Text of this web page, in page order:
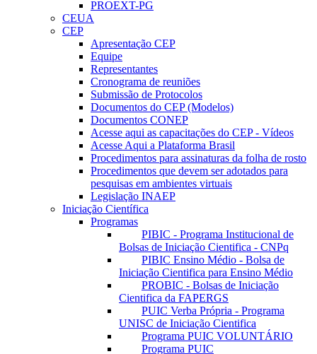
PROEXT-PG
CEUA
CEP
Apresentação CEP
Equipe
Representantes
Cronograma de reuniões
Submissão de Protocolos
Documentos do CEP (Modelos)
Documentos CONEP
Acesse aqui as capacitações do CEP - Vídeos
Acesse Aqui a Plataforma Brasil
Procedimentos para assinaturas da folha de rosto
Procedimentos que devem ser adotados para
pesquisas em ambientes virtuais
Legislação INAEP
Iniciação Científica
Programas
PIBIC - Programa Institucional de
Bolsas de Iniciação Cientifica - CNPq
PIBIC Ensino Médio - Bolsa de
Iniciação Cientifica para Ensino Médio
PROBIC - Bolsas de Iniciação
Cientifica da FAPERGS
PUIC Verba Própria - Programa
UNISC de Iniciação Cientifica
Programa PUIC VOLUNTÁRIO
Programa PUIC